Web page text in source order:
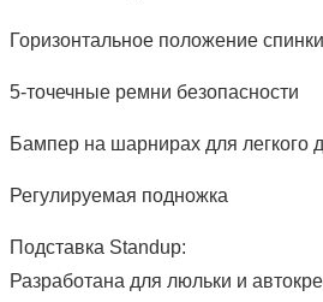
Горизонтальное положение
5-точечные ремни безопасности
Бампер на шарнирах для легкого
Регулируемая подножка
Подставка Standup:
Разработана для люльки и